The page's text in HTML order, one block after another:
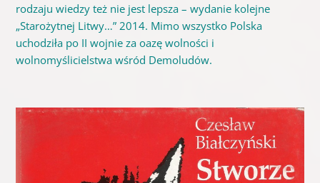
rodzaju wiedzy też nie jest lepsza – wydanie kolejne
„Starożytnej Litwy…” 2014. Mimo wszystko Polska
uchodziła po II wojnie za oazę wolności i
wolnomyślicielstwa wśród Demoludów.